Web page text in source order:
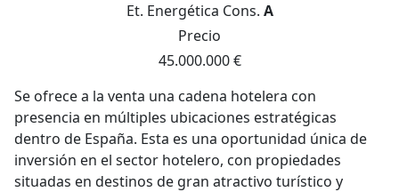
Et. Energética Cons. A
Precio
45.000.000 €
Se ofrece a la venta una cadena hotelera con
presencia en múltiples ubicaciones estratégicas
dentro de España. Esta es una oportunidad única de
inversión en el sector hotelero, con propiedades
situadas en destinos de gran atractivo turístico y